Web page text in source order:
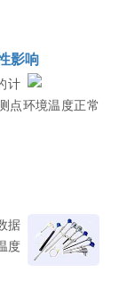
影响
计
点环境温度正常
据
度